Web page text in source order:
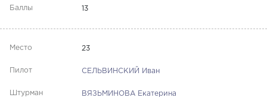
13
23
СЕЛЬВИНСКИЙ Иван
ВЯЗЬМИНОВА Екатерина